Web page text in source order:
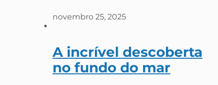
novembro 25, 2025
A incrível descoberta
no fundo do mar